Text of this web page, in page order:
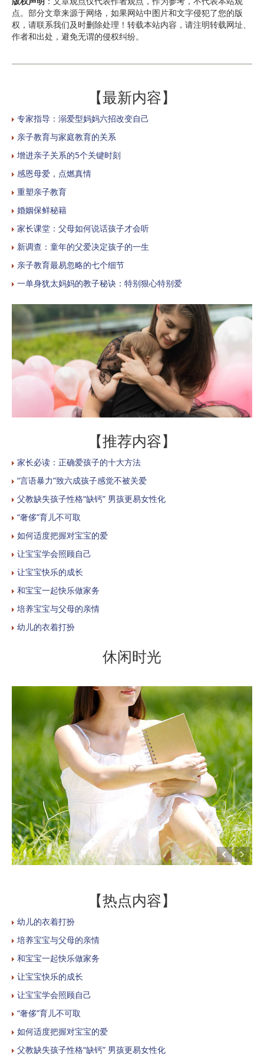
点。部分文章来源于网络，如果网站中图片和文字侵犯了您的版
权，请联系我们及时删除处理！转载本站内容，请注明转载网址、
作者和出处，避免无谓的侵权纠纷。
【最新内容】
专家指导：溺爱型妈妈六招改变自己
亲子教育与家庭教育的关系
增进亲子关系的5个关键时刻
感恩母爱，点燃真情
重塑亲子教育
婚姻保鲜秘籍
家长课堂：父母如何说话孩子才会听
新调查：童年的父爱决定孩子的一生
亲子教育最易忽略的七个细节
一单身犹太妈妈的教子秘诀：特别狠心特别爱
【推荐内容】
家长必读：正确爱孩子的十大方法
“言语暴力”致六成孩子感觉不被关爱
父教缺失孩子性格“缺钙” 男孩更易女性化
“奢侈”育儿不可取
如何适度把握对宝宝的爱
让宝宝学会照顾自己
让宝宝快乐的成长
和宝宝一起快乐做家务
培养宝宝与父母的亲情
幼儿的衣着打扮
休闲时光
【热点内容】
幼儿的衣着打扮
培养宝宝与父母的亲情
和宝宝一起快乐做家务
让宝宝快乐的成长
让宝宝学会照顾自己
“奢侈”育儿不可取
如何适度把握对宝宝的爱
父教缺失孩子性格“缺钙” 男孩更易女性化